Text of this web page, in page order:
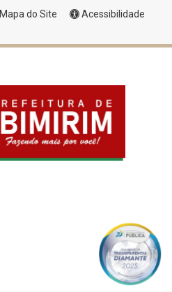
Mapa do Site
Acessibilidade